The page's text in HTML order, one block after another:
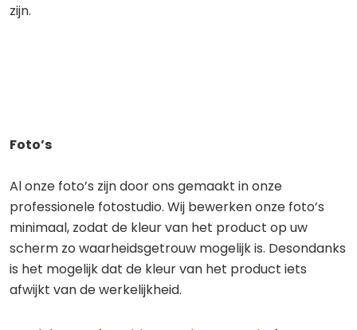
zijn.
Foto’s
Al onze foto’s zijn door ons gemaakt in onze
professionele fotostudio. Wij bewerken onze foto’s
minimaal, zodat de kleur van het product op uw
scherm zo waarheidsgetrouw mogelijk is. Desondanks
is het mogelijk dat de kleur van het product iets
afwijkt van de werkelijkheid.